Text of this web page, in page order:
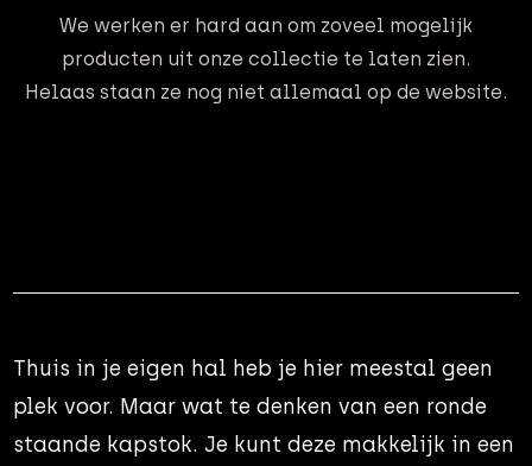
We werken er hard aan om zoveel mogelijk
producten uit onze collectie te laten zien.
Helaas staan ze nog niet allemaal op de website.
Thuis in je eigen hal heb je hier meestal geen
plek voor. Maar wat te denken van een ronde
staande kapstok. Je kunt deze makkelijk in een